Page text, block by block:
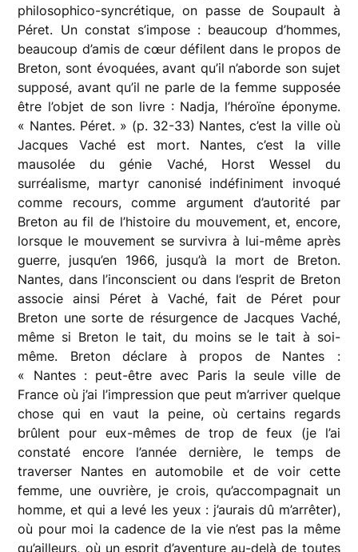
philosophico-syncrétique, on passe de Soupault à
Péret. Un constat s’impose : beaucoup d’hommes,
beaucoup d’amis de cœur défilent dans le propos de
Breton, sont évoquées, avant qu’il n’aborde son sujet
supposé, avant qu’il ne parle de la femme supposée
être l’objet de son livre : Nadja, l’héroïne éponyme.
« Nantes. Péret. » (p. 32-33) Nantes, c’est la ville où
Jacques Vaché est mort. Nantes, c’est la ville
mausolée du génie Vaché, Horst Wessel du
surréalisme, martyr canonisé indéfiniment invoqué
comme recours, comme argument d’autorité par
Breton au fil de l’histoire du mouvement, et, encore,
lorsque le mouvement se survivra à lui-même après
guerre, jusqu’en 1966, jusqu’à la mort de Breton.
Nantes, dans l’inconscient ou dans l’esprit de Breton
associe ainsi Péret à Vaché, fait de Péret pour
Breton une sorte de résurgence de Jacques Vaché,
même si Breton le tait, du moins se le tait à soi-
même. Breton déclare à propos de Nantes :
« Nantes : peut-être avec Paris la seule ville de
France où j’ai l’impression que peut m’arriver quelque
chose qui en vaut la peine, où certains regards
brûlent pour eux-mêmes de trop de feux (je l’ai
constaté encore l’année dernière, le temps de
traverser Nantes en automobile et de voir cette
femme, une ouvrière, je crois, qu’accompagnait un
homme, et qui a levé les yeux : j’aurais dû m’arrêter),
où pour moi la cadence de la vie n’est pas la même
qu’ailleurs, où un esprit d’aventure au-delà de toutes